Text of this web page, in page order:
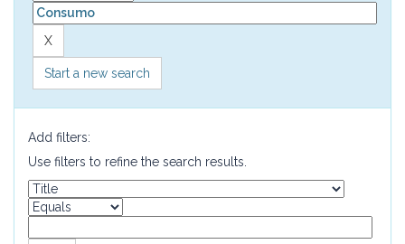
Start a new search
Add filters:
Use filters to refine the search results.